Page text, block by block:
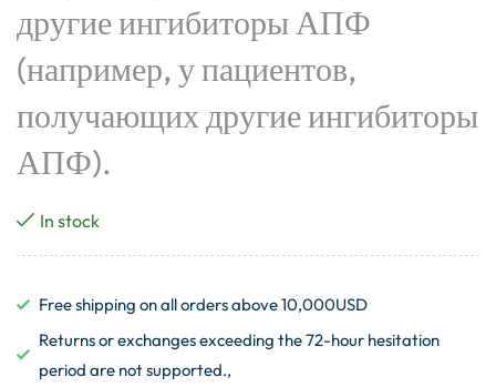
другие ингибиторы АПФ
(например, у пациентов,
получающих другие ингибиторы
АПФ).
In stock
Free shipping on all orders above 10,000USD
Returns or exchanges exceeding the 72-hour hesitation
period are not supported.,